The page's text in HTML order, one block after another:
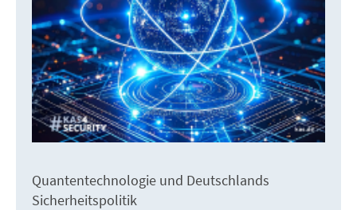
Quantentechnologie und Deutschlands
Sicherheitspolitik